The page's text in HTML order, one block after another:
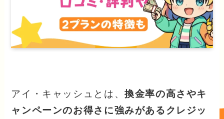
アイ・キャッシュとは、換金率の高さやキ
ャンペーンのお得さに強みがあるクレジッ